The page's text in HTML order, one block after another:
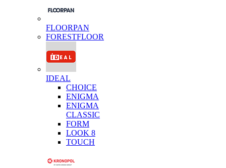
FLOORPAN
FORESTFLOOR
IDEAL
CHOICE
ENIGMA
ENIGMA
CLASSIC
FORM
LOOK 8
TOUCH